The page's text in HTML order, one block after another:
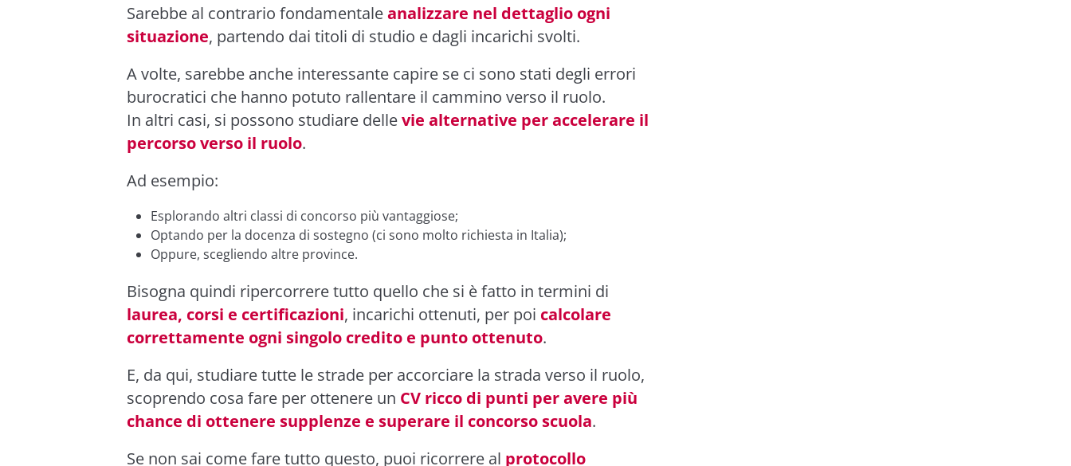
Sarebbe al contrario fondamentaleanalizzare nel dettaglio ogni
situazione, partendo dai titoli di studio e dagli incarichi svolti.
A volte, sarebbe anche interessante capire se ci sono stati degli errori
burocratici che hanno potuto rallentare il cammino verso il ruolo.
In altri casi, si possono studiare dellevie alternative per accelerare il
percorso verso il ruolo.
Ad esempio:
Esplorando altri classi di concorso più vantaggiose;
Optando per la docenza di sostegno (ci sono molto richiesta in Italia);
Oppure, scegliendo altre province.
Bisogna quindi ripercorrere tutto quello che si è fatto in termini di
laurea, corsi e certificazioni, incarichi ottenuti, per poi calcolare
correttamente ogni singolo credito e punto ottenuto.
E, da qui, studiare tutte le strade per accorciare la strada verso il ruolo,
scoprendo cosa fare per ottenere un CV ricco di punti per avere più
chance di ottenere supplenze e superare il concorso scuola.
Se non sai come fare tutto questo, puoi ricorrere al protocollo